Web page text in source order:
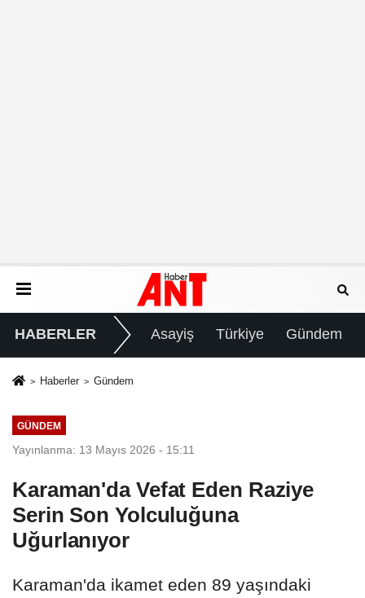
HABERLER Asayiş Türkiye Gündem
Haberler Gündem
GÜNDEM
Yayınlanma: 13 Mayıs 2026 - 15:11
Karaman'da Vefat Eden Raziye
Serin Son Yolculuğuna
Uğurlanıyor
Karaman'da ikamet eden 89 yaşındaki